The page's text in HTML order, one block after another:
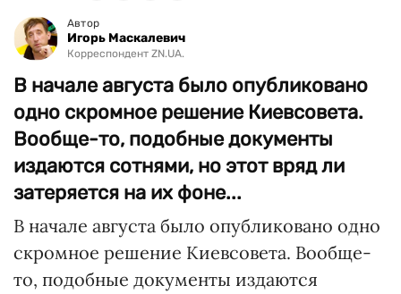
Автор
Игорь Маскалевич
Корреспондент ZN.UA.
В начале августа было опубликовано
одно скромное решение Киевсовета.
Вообще-то, подобные документы
издаются сотнями, но этот вряд ли
затеряется на их фоне...
В начале августа было опубликовано одно
скромное решение Киевсовета. Вообще-
то, подобные документы издаются